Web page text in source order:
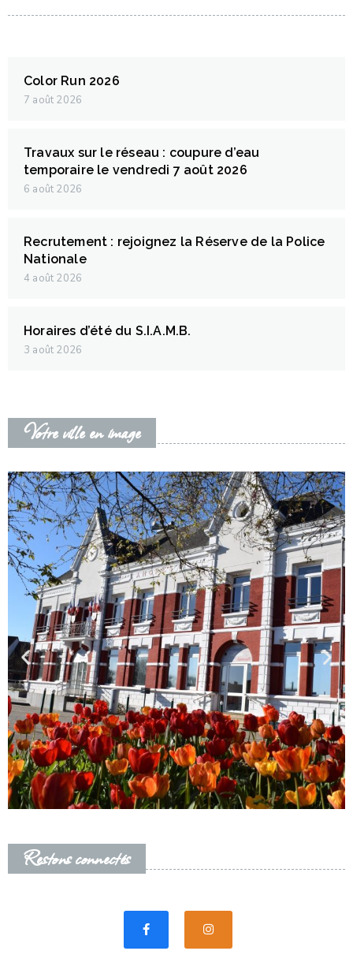
Color Run 2026
7 août 2026
Travaux sur le réseau : coupure d’eau
temporaire le vendredi 7 août 2026
6 août 2026
Recrutement : rejoignez la Réserve de la Police
Nationale
4 août 2026
Horaires d’été du S.I.A.M.B.
3 août 2026
Votre ville en image
Restons connectés